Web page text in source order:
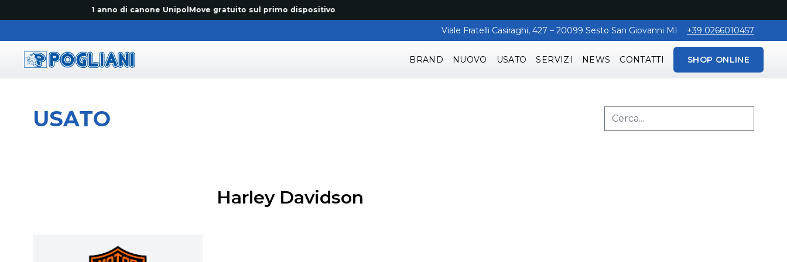
1 anno di canone UnipolMove gratuito sul primo dispositivo
Viale Fratelli Casiraghi, 427 – 20099 Sesto San Giovanni MI +39 0266010457
BRAND NUOVO USATO SERVIZI NEWS CONTATTI SHOP ONLINE
USATO
Harley Davidson